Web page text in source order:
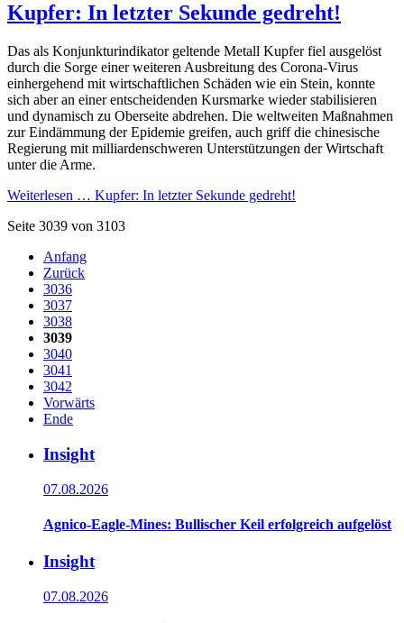
Kupfer: In letzter Sekunde gedreht!
Das als Konjunkturindikator geltende Metall Kupfer fiel ausgelöst
durch die Sorge einer weiteren Ausbreitung des Corona-Virus
einhergehend mit wirtschaftlichen Schäden wie ein Stein, konnte
sich aber an einer entscheidenden Kursmarke wieder stabilisieren
und dynamisch zu Oberseite abdrehen. Die weltweiten Maßnahmen
zur Eindämmung der Epidemie greifen, auch griff die chinesische
Regierung mit milliardenschweren Unterstützungen der Wirtschaft
unter die Arme.
Weiterlesen … Kupfer: In letzter Sekunde gedreht!
Seite 3039 von 3103
Anfang
Zurück
3036
3037
3038
3039
3040
3041
3042
Vorwärts
Ende
Insight
07.08.2026
Agnico-Eagle-Mines: Bullischer Keil erfolgreich aufgelöst
Insight
07.08.2026